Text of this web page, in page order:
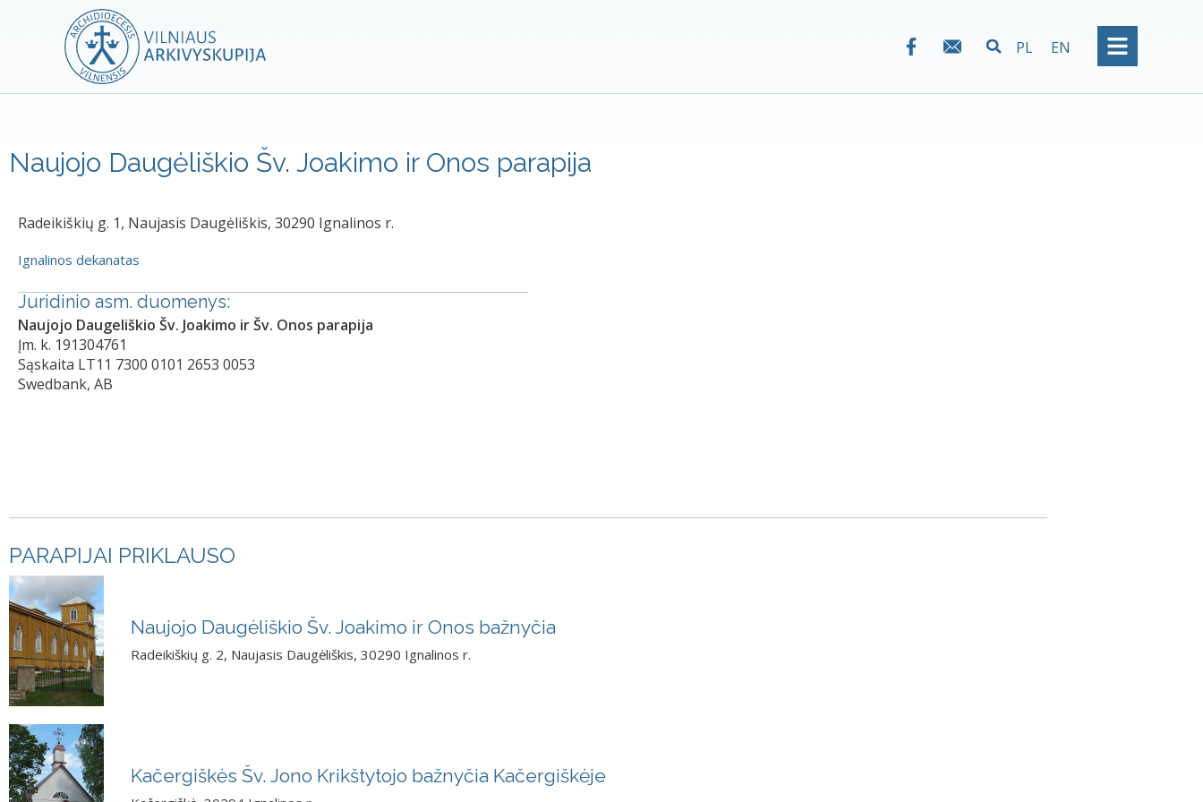
PL EN
Naujojo Daugėliškio Šv. Joakimo ir Onos parapija
Radeikiškių g. 1, Naujasis Daugėliškis, 30290 Ignalinos r.
Ignalinos dekanatas
Juridinio asm. duomenys:
Naujojo Daugeliškio Šv. Joakimo ir Šv. Onos parapija
Įm. k. 191304761
Sąskaita LT11 7300 0101 2653 0053
Swedbank, AB
PARAPIJAI PRIKLAUSO
Naujojo Daugėliškio Šv. Joakimo ir Onos bažnyčia
Radeikiškių g. 2, Naujasis Daugėliškis, 30290 Ignalinos r.
Kačergiškės Šv. Jono Krikštytojo bažnyčia Kačergiškėje